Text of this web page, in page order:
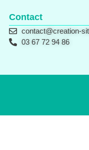
Contact
contact@creation-
03 67 72 94 86